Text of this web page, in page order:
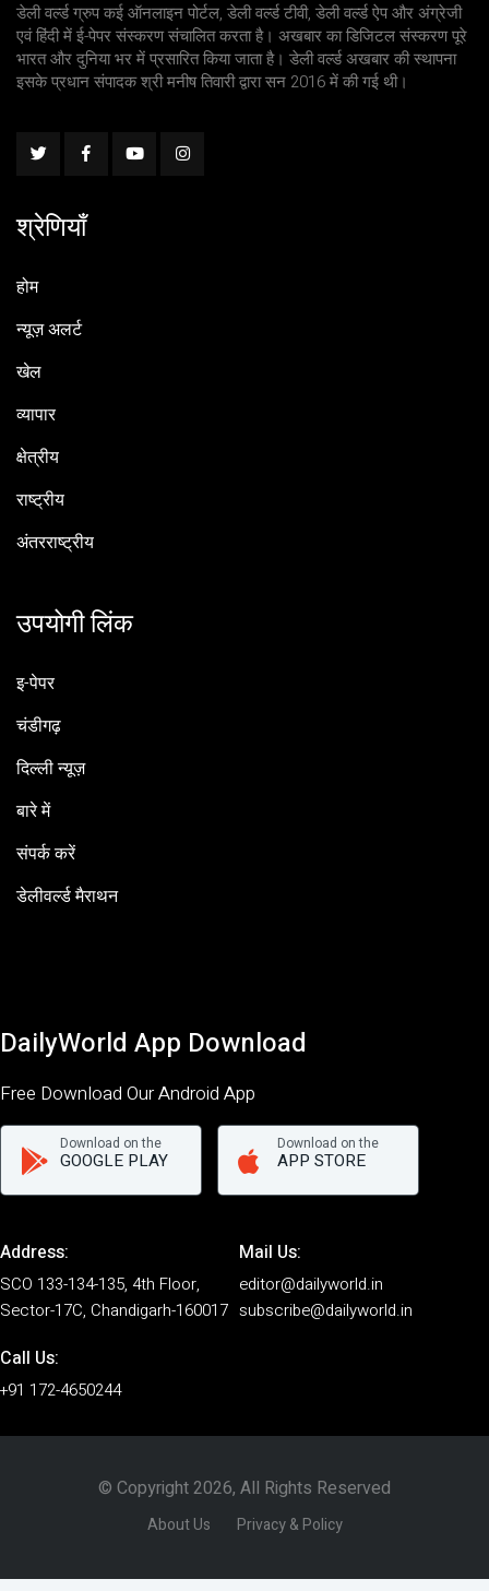
डेली वर्ल्ड ग्रुप कई ऑनलाइन पोर्टल, डेली वर्ल्ड टीवी, डेली वर्ल्ड ऐप और अंग्रेजी
एवं हिंदी में ई-पेपर संस्करण संचालित करता है। अखबार का डिजिटल संस्करण पूरे
भारत और दुनिया भर में प्रसारित किया जाता है। डेली वर्ल्ड अखबार की स्थापना
इसके प्रधान संपादक श्री मनीष तिवारी द्वारा सन 2016 में की गई थी।
श्रेणियाँ
होम
न्यूज़ अलर्ट
खेल
व्यापार
क्षेत्रीय
राष्ट्रीय
अंतरराष्ट्रीय
उपयोगी लिंक
इ-पेपर
चंडीगढ़
दिल्ली न्यूज़
बारे में
संपर्क करें
डेलीवर्ल्ड मैराथन
DailyWorld App Download
Free Download Our Android App
Download on the
GOOGLE PLAY
Download on the
APP STORE
Address:
SCO 133-134-135, 4th Floor,
Sector-17C, Chandigarh-160017
Mail Us:
editor@dailyworld.in
subscribe@dailyworld.in
Call Us:
+91 172-4650244
© Copyright 2026, All Rights Reserved
About Us Privacy & Policy